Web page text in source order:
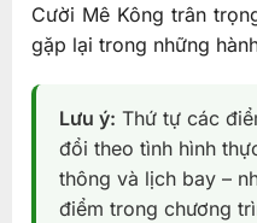
Cười Mê Kông trân
gặp lại trong những
Lưu ý: Thứ tự các
đổi theo tình hình
thông và lịch bay –
điểm trong chương